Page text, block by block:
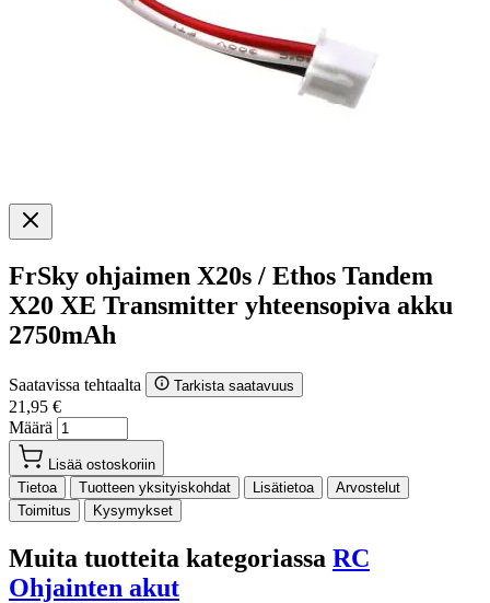
FrSky ohjaimen X20s / Ethos Tandem
X20 XE Transmitter yhteensopiva akku
2750mAh
Saatavissa tehtaalta Tarkista saatavuus
21,95 €
Määrä
Lisää ostoskoriin
Tietoa
Tuotteen yksityiskohdat Lisätietoa
Arvostelut
Toimitus
Kysymykset
Muita tuotteita kategoriassa RC
Ohjainten akut